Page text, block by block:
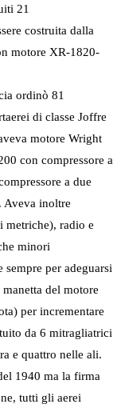
21
costruita dalla
motore XR-1820-
ordinò 81
di classe Joffre
motore Wright
con compressore a
a due
Aveva inoltre
metriche), radio e
minori
per adeguarsi
del motore
per incrementare
da 6 mitragliatrici
e quattro nelle ali.
1940 ma la firma
tutti gli aerei